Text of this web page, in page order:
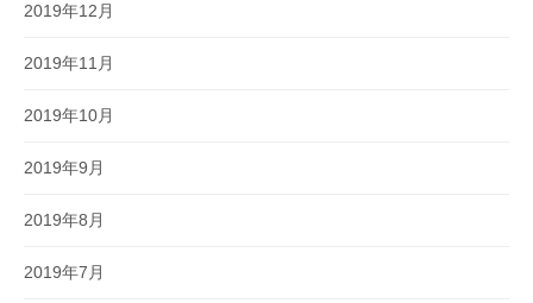
2019年12月
2019年11月
2019年10月
2019年9月
2019年8月
2019年7月